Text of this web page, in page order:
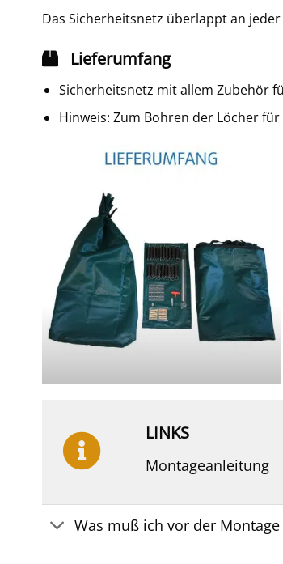
Das Sicherheitsnetz überlappt an jeder
Lieferumfang
Sicherheitsnetz mit allem Zubehör
Hinweis: Zum Bohren der Löcher
LINKS
Montageanleitung
Was muß ich vor der